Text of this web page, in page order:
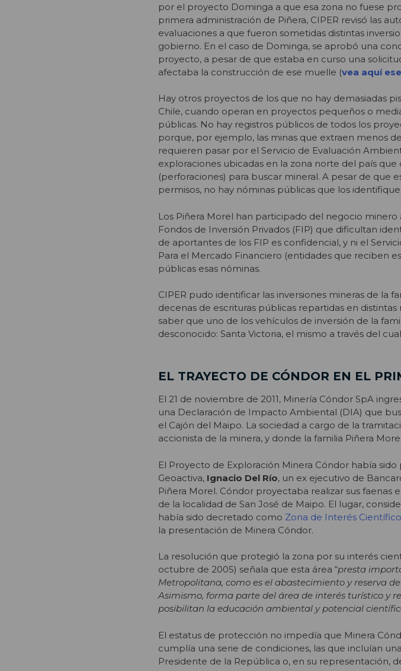
por el proyecto Dominga a que esa zona no fuese
primera administración de Piñera, CIPER revisó las
evaluaciones a que fueron sometidas distintas
gobierno. En el caso de Dominga, se aprobó una
proyecto, a pesar de que estaba en curso una
afectaba la construcción de ese muelle (vea aquí
Hay otros proyectos de los que no hay demasiadas
Chile, cuando operan en proyectos pequeños o
públicas. No hay registros públicos de todos los
porque, por ejemplo, las minas que extraen menos
requieren pasar por el Servicio de Evaluación
exploraciones ubicadas en la zona norte del país
(perforaciones) para buscar mineral. A pesar de que
permisos, no hay nóminas públicas que los
Los Piñera Morel han participado del negocio minero
Fondos de Inversión Privados (FIP) que dificultan
de aportantes de los FIP es confidencial, y ni el
Para el Mercado Financiero (entidades que reciben
públicas esas nóminas.
CIPER pudo identificar las inversiones mineras de la
decenas de escrituras públicas repartidas en
saber que uno de los vehículos de inversión de la
desconocido: Santa Victoria, el mismo a través del
EL TRAYECTO DE CÓNDOR EN EL
El 21 de noviembre de 2011, Minería Cóndor SpA
una Declaración de Impacto Ambiental (DIA) que
el Cajón del Maipo. La sociedad a cargo de la
accionista de la minera, y donde la familia Piñera
El Proyecto de Exploración Minera Cóndor había
Geoactiva, Ignacio Del Río, un ex ejecutivo de
Piñera Morel. Cóndor proyectaba realizar sus faenas
de la localidad de San José de Maipo. El lugar,
había sido decretado como Zona de Interés
la presentación de Minera Cóndor.
La resolución que protegió la zona por su interés
octubre de 2005) señala que esta área “presta
Metropolitana, como es el abastecimiento y reserva
Asimismo, forma parte del área de interés turístico y
posibilitan la educación ambiental y potencial
El estatus de protección no impedía que Minera
cumplía una serie de condiciones, las que incluían
Presidente de la República o, en su representación,